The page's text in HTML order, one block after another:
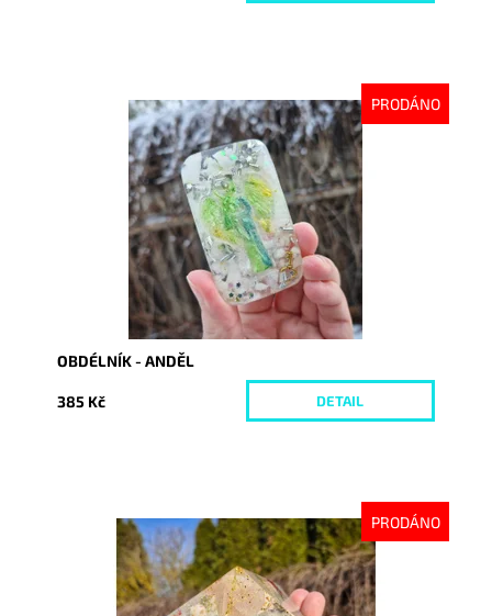
PRODÁNO
Dostupnost:
Vyprodáno
10086
OBDÉLNÍK - ANDĚL
385 Kč DETAIL
PRODÁNO
Dostupnost:
Vyprodáno
10075